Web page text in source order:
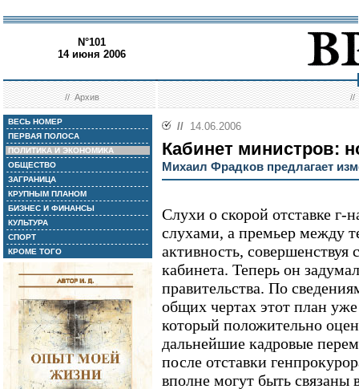
N°101
14 июня 2006
//Архив //
ВЕСЬ НОМЕР
ПЕРВАЯ ПОЛОСА
ПОЛИТИКА И ЭКОНОМИКА
ОБЩЕСТВО
ЗАГРАНИЦА
КРУПНЫМ ПЛАНОМ
БИЗНЕС И ФИНАНСЫ
КУЛЬТУРА
СПОРТ
КРОМЕ ТОГО
// 14.06.2006
Кабинет министров:
Михаил Фрадков предлагает
Слухи о скорой отставке г-
слухами, а премьер между
активность, совершенствуя
кабинета. Теперь он
правительства. По
общих чертах этот план
который положительно
дальнейшие кадровые
после отставки
вполне могут быть связаны